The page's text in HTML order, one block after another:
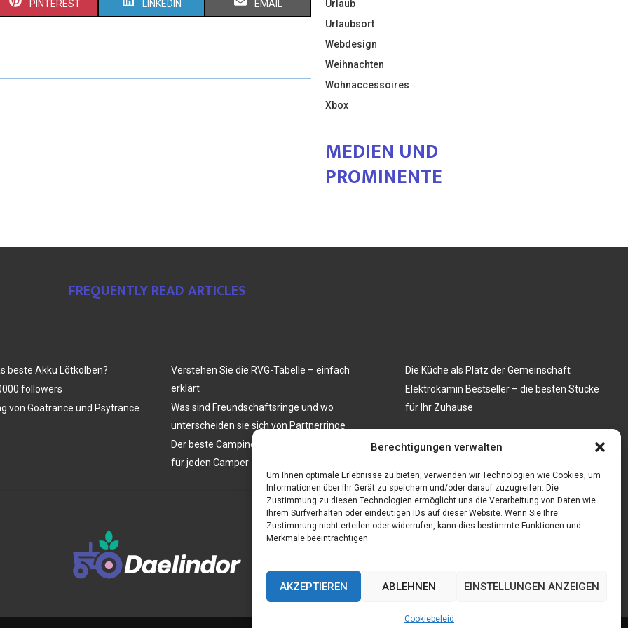
Berechtigungen verwalten
Um Ihnen optimale Erlebnisse zu bieten, verwenden wir Technologien wie Cookies, um
Informationen über Ihr Gerät zu speichern und/oder darauf zuzugreifen. Die
Zustimmung zu diesen Technologien ermöglicht uns die Verarbeitung von Daten wie
Ihrem Surfverhalten oder eindeutigen IDs auf dieser Website. Wenn Sie Ihre
Zustimmung nicht erteilen oder widerrufen, kann dies bestimmte Funktionen und
Merkmale beeinträchtigen.
AKZEPTIEREN ABLEHNEN EINSTELLUNGEN ANZEIGEN
Cookiebeleid
PINTEREST LINKEDIN EMAIL
Urlaub
Urlaubsort
Webdesign
Weihnachten
Wohnaccessoires
Xbox
MEDIEN UND
PROMINENTE
FREQUENTLY READ ARTICLES
beste Akku Lötkolben?
followers
von Goatrance und Psytrance
Verstehen Sie die RVG-Tabelle – einfach
erklärt
Was sind Freundschaftsringe und wo
unterscheiden sie sich von Partnerringe
Der beste Campingtisch mit Stühlen: Ein Muss
für jeden Camper
Die Küche als Platz der Gemeinschaft
Elektrokamin Bestseller – die besten Stücke
für Ihr Zuhause